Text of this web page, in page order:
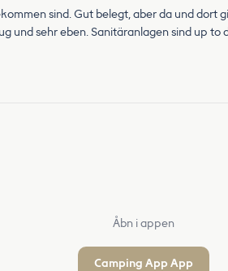
sind. Gut belegt, aber da und dort
und sehr eben. Sanitäranlagen sind up
Åbn i appen
Camping App App